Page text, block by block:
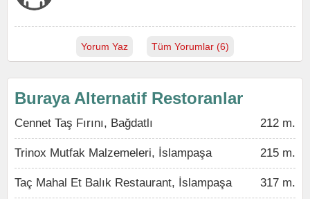
Yorum Yaz Tüm Yorumlar (6)
Buraya Alternatif Restoranlar
Cennet Taş Fırını, Bağdatlı 212 m.
Trinox Mutfak Malzemeleri, İslampaşa 215 m.
Taç Mahal Et Balık Restaurant, İslampaşa 317 m.